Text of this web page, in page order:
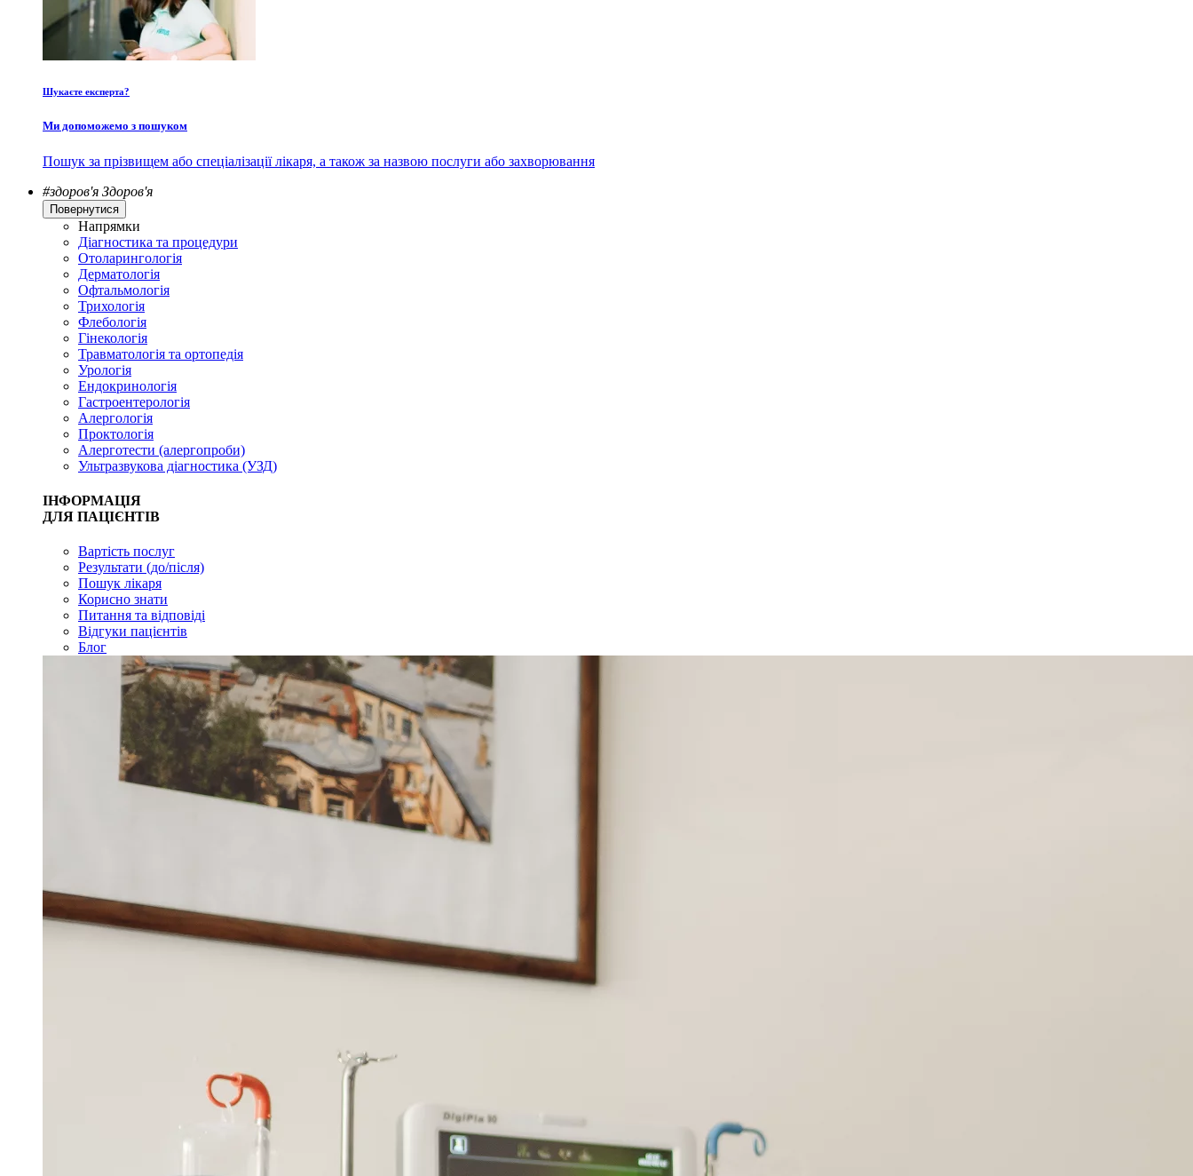
Шукаєте експерта?
Ми допоможемо з пошуком
Пошук за прізвищем або спеціалізації лікаря, а також за назвою послуги або захворювання
#здоров'я Здоров'я
Повернутися
Напрямки
Діагностика та процедури
Отоларингологія
Дерматологія
Офтальмологія
Трихологія
Флебологія
Гінекологія
Травматологія та ортопедія
Урологія
Ендокринологія
Гастроентерологія
Алергологія
Проктологія
Алерготести (алергопроби)
Ультразвукова діагностика (УЗД)
ІНФОРМАЦІЯ
ДЛЯ ПАЦІЄНТІВ
Вартість послуг
Результати (до/після)
Пошук лікаря
Корисно знати
Питання та відповіді
Відгуки пацієнтів
Блог